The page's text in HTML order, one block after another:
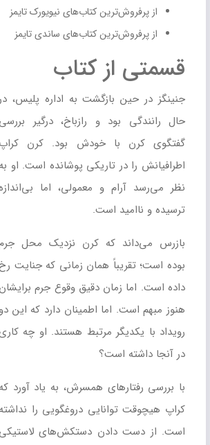
از پرفروش‌ترین کتاب‌های نیویورک تایمز
از پرفروش‌ترین کتاب‌های ساندی تایمز
قسمتی از کتاب
جنینگز در حین بازگشت به اداره پلیس، در
حال رانندگی بود و رازباخ، درگیر بررسی
گفتگوی کرن با خودش بود. کرن کراپ
اطرافیانش را در تاریکی پوشانده است. او به
نظر می‌رسد آرام و معمولی، اما بی‌اندازه
ترسیده و ناامید است.
بازرس می‌داند که کرن نزدیک محل جرم
بوده است؛ تقریباً همان زمانی که جنایت رخ
داده است. اما زمان دقیق وقوع جرم برایشان
هنوز مبهم است. اما اطمینان دارد که این دو
رویداد با یکدیگر مرتبط هستند. او چه کاری
در آنجا داشته است؟
با بررسی رفتارهای همسرش، به یاد آورد که
کراپ هیچوقت توانایی دروغگویی را نداشته
است. از دست دادن دستکش‌های لاستیکی